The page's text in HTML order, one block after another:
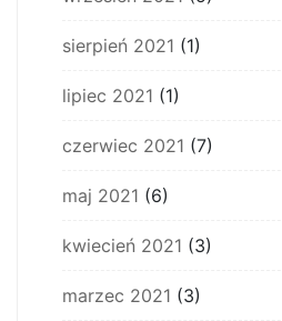
sierpień 2021 (1)
lipiec 2021 (1)
czerwiec 2021 (7)
maj 2021 (6)
kwiecień 2021 (3)
marzec 2021 (3)